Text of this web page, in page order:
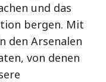
und das
bergen. Mit
den Arsenalen
von denen